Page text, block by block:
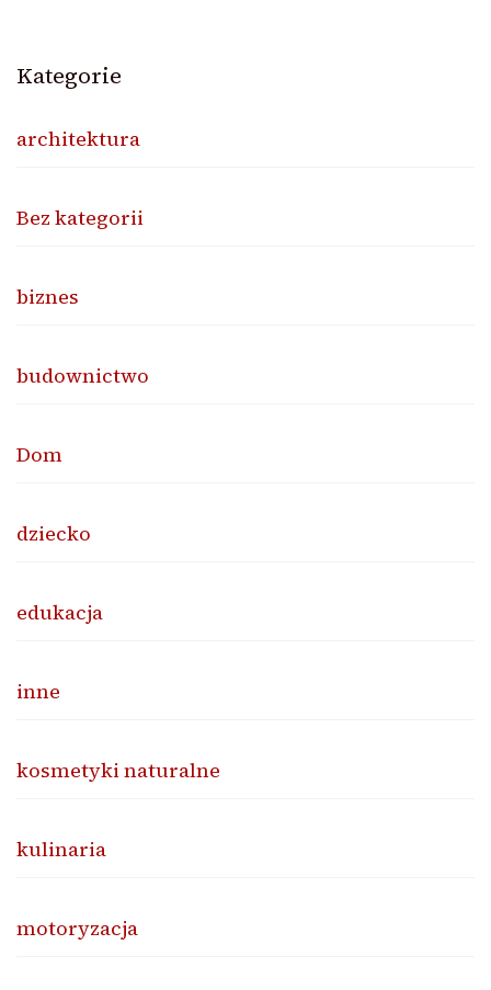
Kategorie
architektura
Bez kategorii
biznes
budownictwo
Dom
dziecko
edukacja
inne
kosmetyki naturalne
kulinaria
motoryzacja